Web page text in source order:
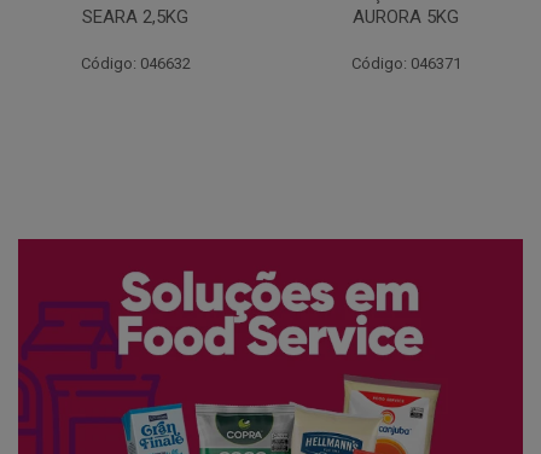
AURORA 5KG
Código: 046371
FATIADO PAKAN 200G
Código: 061522